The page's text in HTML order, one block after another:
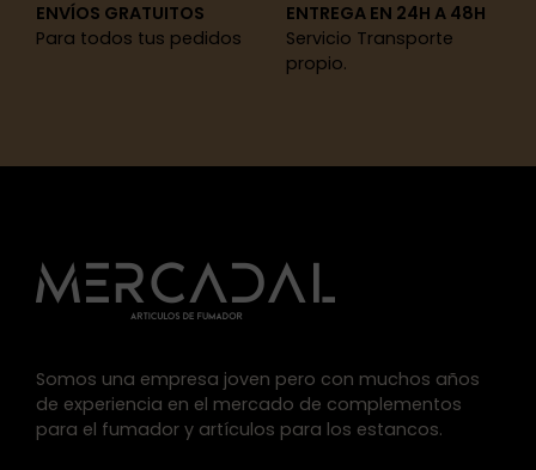
ENVÍOS GRATUITOS
Para todos tus pedidos
ENTREGA EN 24H A 48H
Servicio Transporte
propio.
Somos una empresa joven pero con muchos años
de experiencia en el mercado de complementos
para el fumador y artículos para los estancos.